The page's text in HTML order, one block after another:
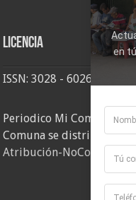
Licencia
ISSN: 3028 - 6026
Periodico Mi Comuna 2,
Comuna se distribuye
Atribución-NoComercial-
en